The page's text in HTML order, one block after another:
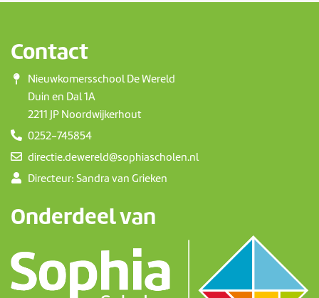
Contact
Nieuwkomersschool De Wereld
Duin en Dal 1A
2211 JP Noordwijkerhout
0252-745854
directie.dewereld@sophiascholen.nl
Directeur: Sandra van Grieken
Onderdeel van